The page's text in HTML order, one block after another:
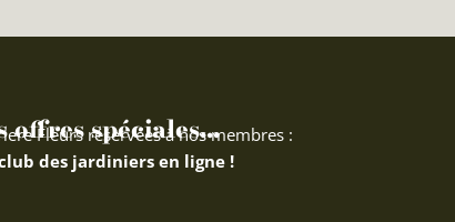
offres spéciales...
Fleurs réservées à nos membres :
des jardiniers en ligne !